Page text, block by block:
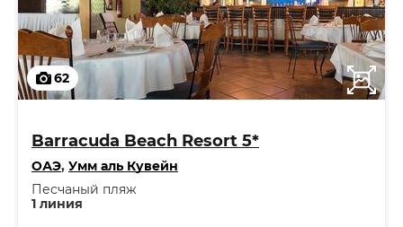
62
Barracuda Beach Resort 5*
ОАЭ, Умм аль Кувейн
1 линия
Песчаный пляж